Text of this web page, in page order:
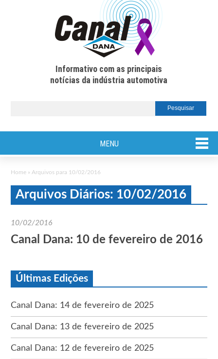
Informativo com as principais
notícias da indústria automotiva
MENU
Home » Arquivos para 10/02/2016
Arquivos Diários: 10/02/2016
10/02/2016
Canal Dana: 10 de fevereiro de 2016
Últimas Edições
Canal Dana: 14 de fevereiro de 2025
Canal Dana: 13 de fevereiro de 2025
Canal Dana: 12 de fevereiro de 2025